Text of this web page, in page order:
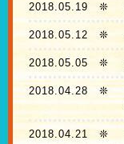
2018.05.19 ❊
2018.05.12 ❊
2018.05.05 ❊
2018.04.28 ❊
2018.04.21 ❊